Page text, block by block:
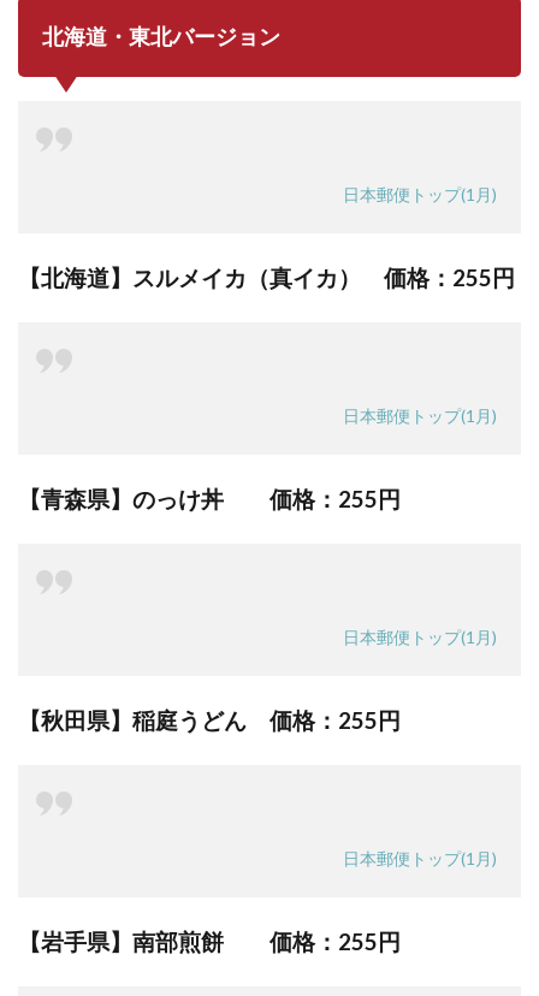
北海道・東北バージョン
日本郵便トップ(1月)
【北海道】スルメイカ（真イカ） 価格： 255円
日本郵便トップ(1月)
【青森県】のっけ丼 価格： 255円
日本郵便トップ(1月)
【秋田県】稲庭うどん 価格： 255円
日本郵便トップ(1月)
【岩手県】南部煎餅 価格： 255円